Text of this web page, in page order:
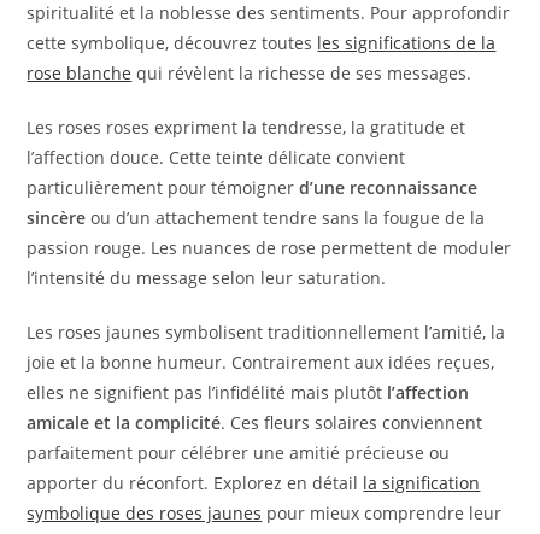
spiritualité et la noblesse des sentiments. Pour approfondir
cette symbolique, découvrez toutes les significations de la
rose blanche qui révèlent la richesse de ses messages.
Les roses roses expriment la tendresse, la gratitude et
l’affection douce. Cette teinte délicate convient
particulièrement pour témoignerd’une reconnaissance
sincère ou d’un attachement tendre sans la fougue de la
passion rouge. Les nuances de rose permettent de moduler
l’intensité du message selon leur saturation.
Les roses jaunes symbolisent traditionnellement l’amitié, la
joie et la bonne humeur. Contrairement aux idées reçues,
elles ne signifient pas l’infidélité mais plutôt l’affection
amicale et la complicité. Ces fleurs solaires conviennent
parfaitement pour célébrer une amitié précieuse ou
apporter du réconfort. Explorez en détail la signification
symbolique des roses jaunes pour mieux comprendre leur